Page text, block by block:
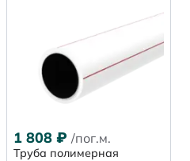
1 808 ₽ /пог.м.
Труба полимерная